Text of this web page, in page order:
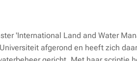
'International Land and Water
afgerond en heeft zich